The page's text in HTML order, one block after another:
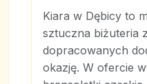
Kiara w Dębicy to
sztuczna biżuteria
dopracowanych
okazję. W ofercie